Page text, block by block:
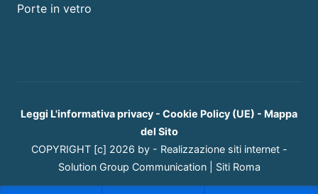
Porte in vetro
Leggi L'informativa privacy - Cookie Policy (UE) - Mappa
del Sito
COPYRIGHT [c] 2026 by - Realizzazione siti internet-
Solution Group Communication| Siti Roma